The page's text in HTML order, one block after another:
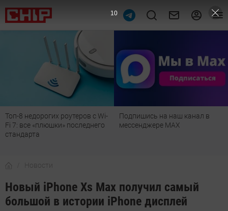
Топ-8 недорогих роутеров с Wi-
Fi 7: все «плюшки» последнего
стандарта
Подпишись на наш канал в
мессенджере МАХ
Новости
Новый iPhone Xs Max получил самый
большой в истории iPhone дисплей
9